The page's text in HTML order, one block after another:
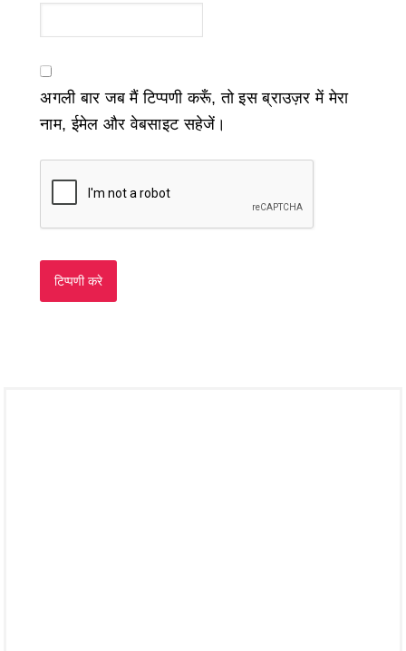
अगली बार जब मैं टिप्पणी करूँ, तो इस ब्राउज़र में मेरा
नाम, ईमेल और वेबसाइट सहेजें।